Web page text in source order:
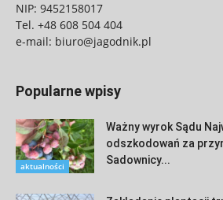
NIP: 9452158017
Tel. +48 608 504 404
e-mail: biuro@jagodnik.pl
Popularne wpisy
aktualności
Ważny wyrok Sądu
odszkodowań za
Sadownicy...